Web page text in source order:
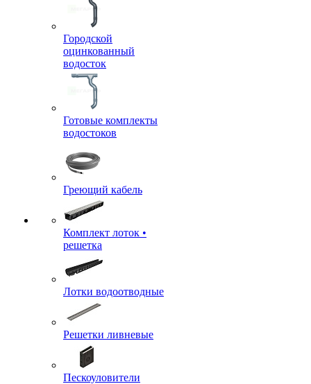
Городской
оцинкованный
водосток
Готовые комплекты
водостоков
Греющий кабель
Комплект лоток •
решетка
Лотки водоотводные
Решетки ливневые
Пескоуловители